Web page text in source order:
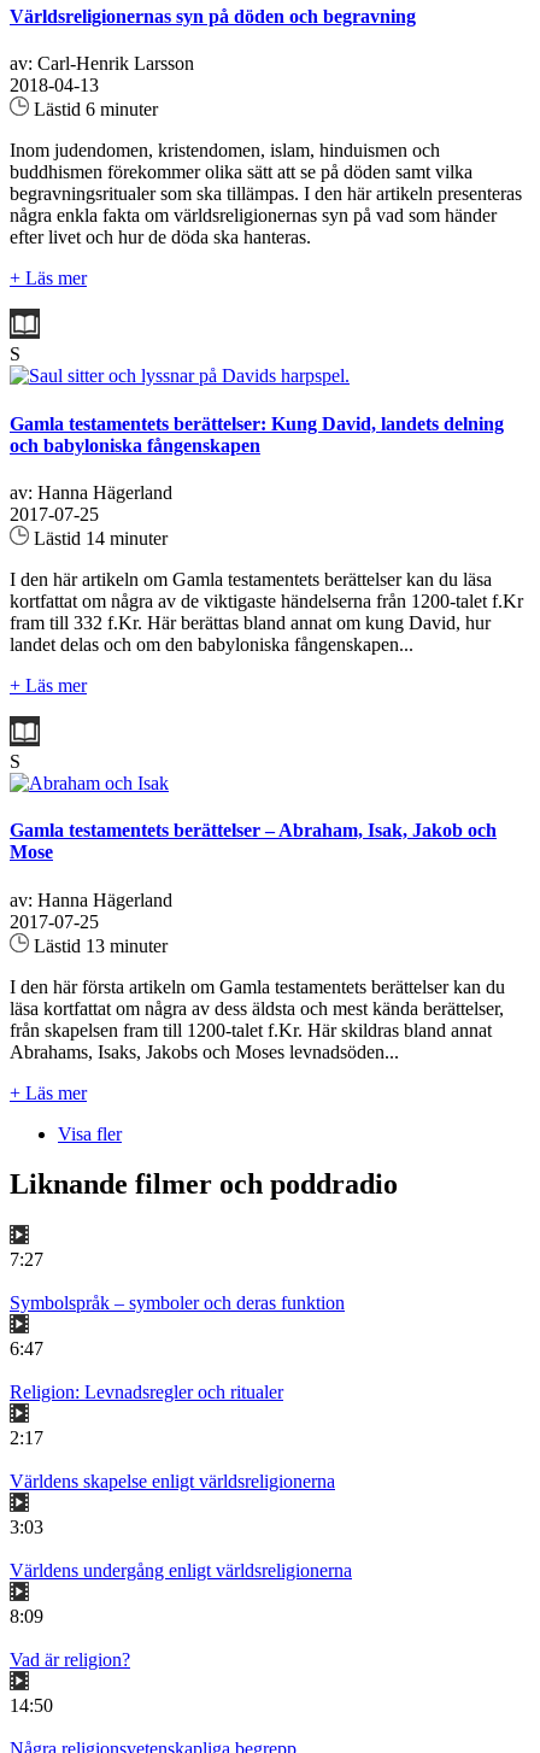
Världsreligionernas syn på döden och begravning
av: Carl-Henrik Larsson
2018-04-13
Lästid 6 minuter
Inom judendomen, kristendomen, islam, hinduismen och
buddhismen förekommer olika sätt att se på döden samt vilka
begravningsritualer som ska tillämpas. I den här artikeln presenteras
några enkla fakta om världsreligionernas syn på vad som händer
efter livet och hur de döda ska hanteras.
+ Läs mer
S
Gamla testamentets berättelser: Kung David, landets delning
och babyloniska fångenskapen
av: Hanna Hägerland
2017-07-25
Lästid 14 minuter
I den här artikeln om Gamla testamentets berättelser kan du läsa
kortfattat om några av de viktigaste händelserna från 1200-talet f.Kr
fram till 332 f.Kr. Här berättas bland annat om kung David, hur
landet delas och om den babyloniska fångenskapen...
+ Läs mer
S
Gamla testamentets berättelser – Abraham, Isak, Jakob och
Mose
av: Hanna Hägerland
2017-07-25
Lästid 13 minuter
I den här första artikeln om Gamla testamentets berättelser kan du
läsa kortfattat om några av dess äldsta och mest kända berättelser,
från skapelsen fram till 1200-talet f.Kr. Här skildras bland annat
Abrahams, Isaks, Jakobs och Moses levnadsöden...
+ Läs mer
Visa fler
Liknande filmer och poddradio
7:27
Symbolspråk – symboler och deras funktion
6:47
Religion: Levnadsregler och ritualer
2:17
Världens skapelse enligt världsreligionerna
3:03
Världens undergång enligt världsreligionerna
8:09
Vad är religion?
14:50